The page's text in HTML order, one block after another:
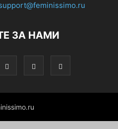
ЗА НАМИ